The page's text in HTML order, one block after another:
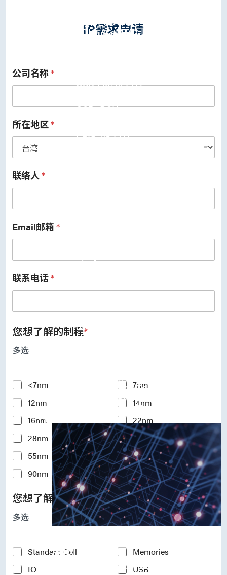
High ESD I/O
SDIO & eMMC I/O
USB 2.0/1.1 PHY
USB_BCK
PCIe 4.0 PHY
MIPI M-PHY v5.0/v4.1/v3.1
UniPro Controller 2.0 (host /
device)
UniPro Controller 1.8 (host /
IP Integration Service
USB PHY and Controller
MIPI C/D PHY and Controller
PCIe PHY and Controller
解决方案
Applications
M31’s vision is to be the most
IP需求申请
公司名称*
所在地区*
联络人*
Email邮箱 *
联系电话*
您想了解的制程*
多选
Y
o
u
r
I
n
t
e
r
e
s
t
e
P
c
e
s
<7nm
7nm
12nm
14nm
16nm
22nm
28nm
40nm
55nm
65nm
90nm
110-180nm
您想了解的硅智财IP*
多选
Y
o
u
Standard Cell
Memories
IO
USB